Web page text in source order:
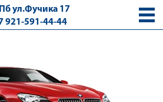
ул.Фучика 17
921-591-44-44